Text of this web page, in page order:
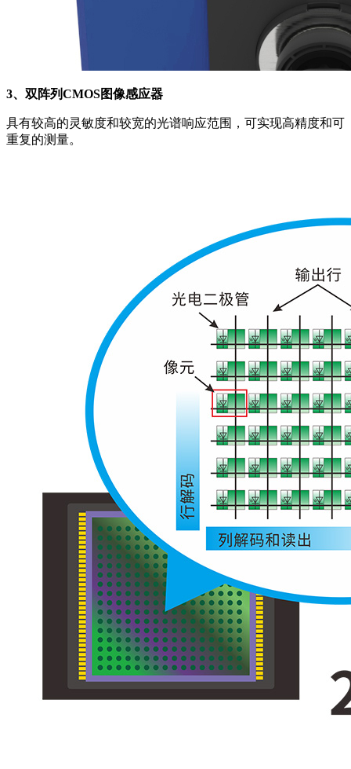
3、双阵列CMOS图像感应器
具有较高的灵敏度和较宽的光谱响应范围，可实现高精度和可
重复的测量。